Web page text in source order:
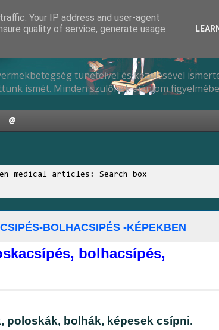
tüneteivel és kezelésével
ismét. Minden szülőnek ajánlom
@
medical articles: Search box
BOLHACSIPÉS -KÉPEKBEN
bolhacsípés,
poloskák, bolhák, képesek csípni.
Your IP address and user-agent
quality of service, generate usage